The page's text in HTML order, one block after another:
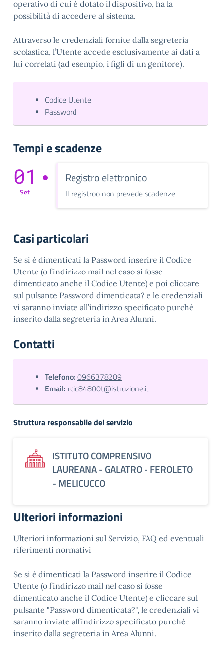
operativo di cui è dotato il dispositivo, ha la
possibilità di accedere al sistema.
Attraverso le credenziali fornite dalla segreteria
scolastica, l’Utente accede esclusivamente ai dati a
lui correlati (ad esempio, i figli di un genitore).
Codice Utente
Password
Tempi e scadenze
01
Set
Registro elettronico
Il registroo non prevede scadenze
Casi particolari
Se si è dimenticati la Password inserire il Codice
Utente (o l’indirizzo mail nel caso si fosse
dimenticato anche il Codice Utente) e poi cliccare
sul pulsante Password dimenticata? e le credenziali
vi saranno inviate all’indirizzo specificato purché
inserito dalla segreteria in Area Alunni.
Contatti
Telefono: 0966378209
Email: rcic84800t@istruzione.it
Struttura responsabile del servizio
ISTITUTO COMPRENSIVO
LAUREANA - GALATRO - FEROLETO
- MELICUCCO
Ulteriori informazioni
Ulteriori informazioni sul Servizio, FAQ ed eventuali
riferimenti normativi
Se si è dimenticati la Password inserire il Codice
Utente (o l’indirizzo mail nel caso si fosse
dimenticato anche il Codice Utente) e cliccare sul
pulsante "Password dimenticata?", le credenziali vi
saranno inviate all’indirizzo specificato purché
inserito dalla segreteria in Area Alunni.